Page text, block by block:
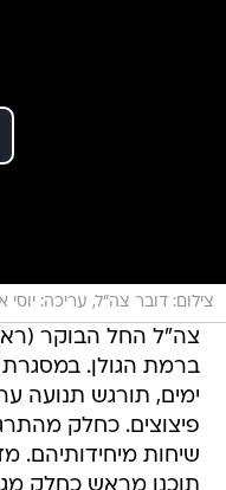
צילום: דובר צה"ל, עריכה: יוסי
צה"ל החל הבוקר
ברמת הגולן.
ימים, תורגש תנועה
פיצוצים. כחלק
שיחות מיחידותיהם.